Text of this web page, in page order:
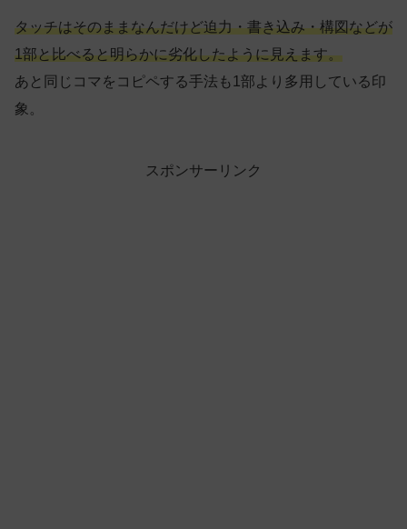
タッチはそのままなんだけど迫力・書き込み・構図などが
1部と比べると明らかに劣化したように見えます。
あと同じコマをコピペする手法も1部より多用している印
象。
スポンサーリンク